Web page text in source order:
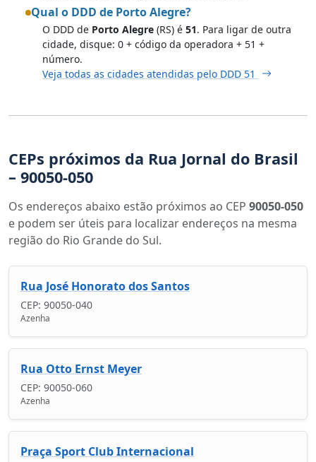
Qual o DDD de Porto Alegre?
O DDD de Porto Alegre (RS) é 51. Para ligar de outra
cidade, disque: 0 + código da operadora + 51 +
número.
Veja todas as cidades atendidas pelo DDD 51
CEPs próximos da Rua Jornal do Brasil
– 90050-050
Os endereços abaixo estão próximos ao CEP 90050-050
e podem ser úteis para localizar endereços na mesma
região do Rio Grande do Sul.
Rua José Honorato dos Santos
CEP: 90050-040
Azenha
Rua Otto Ernst Meyer
CEP: 90050-060
Azenha
Praça Sport Club Internacional